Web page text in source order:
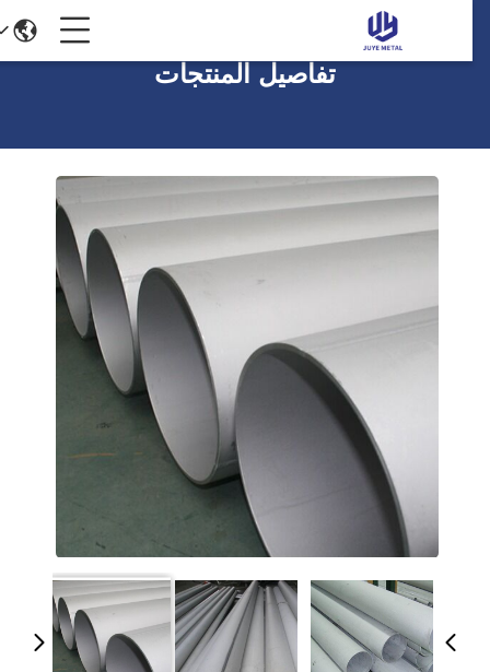
تفاصيل المنتجات